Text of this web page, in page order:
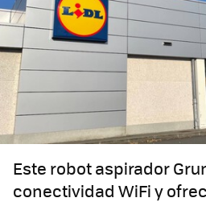
Este robot aspirador
conectividad WiFi y